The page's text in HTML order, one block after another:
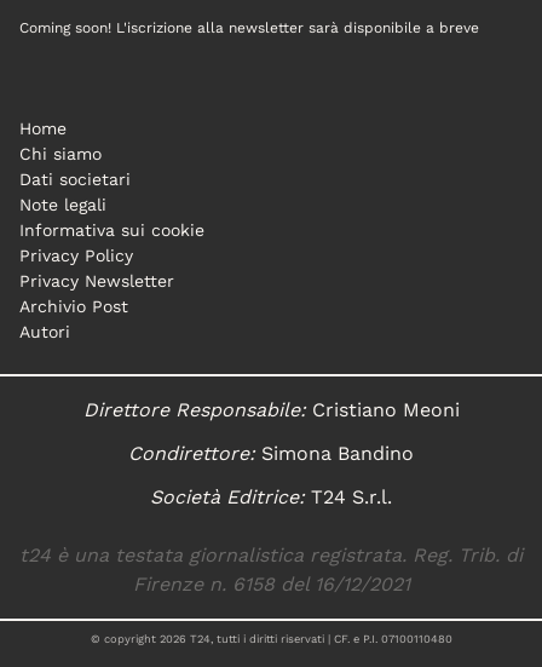
Coming soon! L'iscrizione alla newsletter sarà disponibile a breve
Home
Chi siamo
Dati societari
Note legali
Informativa sui cookie
Privacy Policy
Privacy Newsletter
Archivio Post
Autori
Direttore Responsabile:Cristiano Meoni
Condirettore:Simona Bandino
Società Editrice:T24 S.r.l.
t24 è una testata giornalistica registrata. Reg. Trib. di
Firenze n. 6158 del 16/12/2021
© copyright 2026 T24, tutti i diritti riservati | CF. e P.I. 07100110480